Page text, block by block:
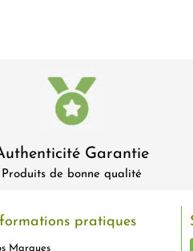
Garantie
Produits de bonne qualité
pratiques
Marques